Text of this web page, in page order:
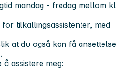
mandag - fredag mellom kl
tilkallingsassistenter, med
at du også kan få ansettelse
assistere meg: